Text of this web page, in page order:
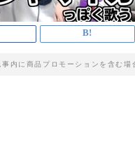
事内に商品プロモーションを含む場